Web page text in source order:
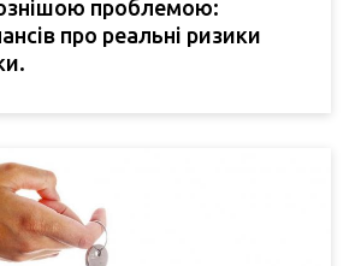
проблемою:
про реальні ризики